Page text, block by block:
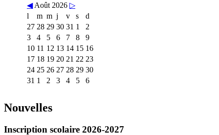
◀ Août 2026 ▷
l
m m j v s
d
27 28 29 30 31 1
2
3
4 5 6 7 8
9
10 11 12 13 14 15 16
17 18 19 20 21 22 23
24 25 26 27 28 29 30
31 1 2 3 4 5 6
Nouvelles
Inscription scolaire 2026-2027